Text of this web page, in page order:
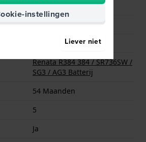
Ja
Analoog
Renata R384 384 / SR736SW /
SG3 / AG3 Batterij
54 Maanden
5
Ja
instellingen
Liever niet